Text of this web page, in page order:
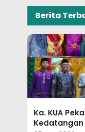
Berita
Diplomasi
Makan